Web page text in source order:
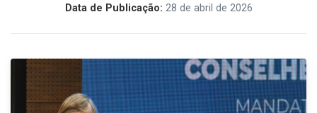
Data de Publicação: 28 de abril de 2026